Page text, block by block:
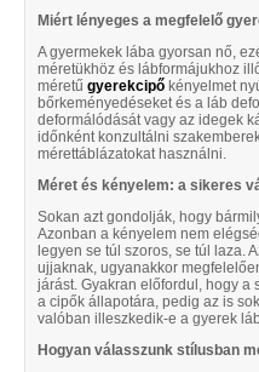
Miért lényeges a megfelelő
A gyermekek lába gyorsan nő,
méretükhöz és lábformájukhoz
méretű gyerekcipő kényelmet
bőrkeményedéseket és a láb
deformálódását vagy az idegek
időnként konzultálni
mérettáblázatokat használni.
Méret és kényelem: a sikeres
Sokan azt gondolják, hogy
Azonban a kényelem nem
legyen se túl szoros, se túl laza.
ujjaknak, ugyanakkor
járást. Gyakran előfordul, hogy a
a cipők állapotára, pedig az is
valóban illeszkedik-e a gyerek
Hogyan válasszunk stílusban